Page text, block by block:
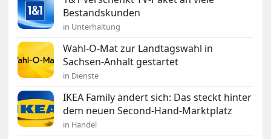
Bestandskunden
in Unterhaltung
Wahl-O-Mat zur Landtagswahl in
Sachsen-Anhalt gestartet
in Dienste
IKEA Family ändert sich: Das steckt hinter
dem neuen Second-Hand-Marktplatz
in Handel